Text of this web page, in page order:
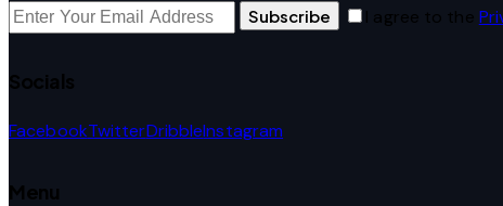
Subscribe I agree to the
Socials
FacebookTwitterDribbleInstagram
Menu